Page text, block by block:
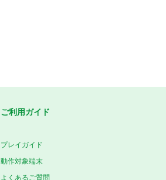
ご利用ガイド
プレイガイド
動作対象端末
よくあるご質問